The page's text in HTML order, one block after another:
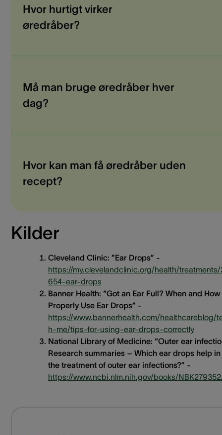
Hvor hurtigt virker
øredråber?
Må man bruge øredråber hver
dag?
Hvor kan man få øredråber uden
recept?
Kilder
Cleveland Clinic: ”Ear Drops” -
https://my.clevelandclinic.org/health/treatments/
654-ear-drops
Banner Health: “Got an Ear Full? When and How
Properly Use Ear Drops” -
https://www.bannerhealth.com/healthcareblog/
h-me/tips-for-using-ear-drops-correctly
National Library of Medicine: “Outer ear
Research summaries – Which ear drops help in
the treatment of outer ear infections?” -
https://www.ncbi.nlm.nih.gov/books/